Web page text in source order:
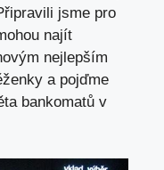
jsme pro
najít
nejlepším
a pojďme
bankomatů v